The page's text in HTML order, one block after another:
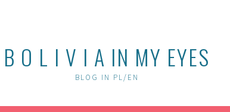
B O L I V I A IN MY EYES
BLOG IN PL/EN